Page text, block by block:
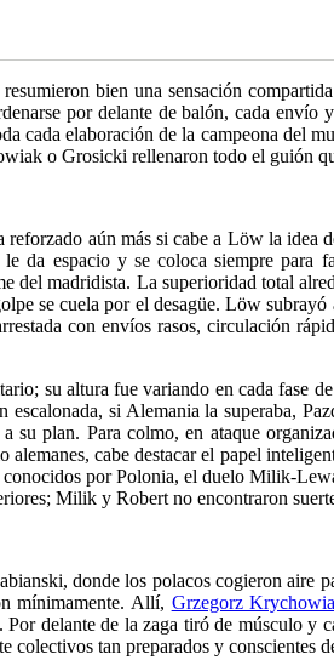
resumieron bien una sensación
por delante de balón, cada
cada elaboración de la campeona del
o Grosicki rellenaron todo el guión
aún más si cabe a Löw la idea
da espacio y se coloca siempre para
del madridista. La superioridad total
se cuela por el desagüe. Löw
con envíos rasos, circulación
su altura fue variando en cada fase
escalonada, si Alemania la superaba,
su plan. Para colmo, en ataque
cabe destacar el papel
por Polonia, el duelo Milik-
Milik y Robert no encontraron
donde los polacos cogieron
mínimamente. Allí, Grzegorz
delante de la zaga tiró de músculo y
tan preparados y conscientes